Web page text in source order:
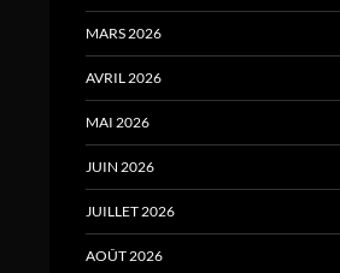
MARS 2026
AVRIL 2026
MAI 2026
JUIN 2026
JUILLET 2026
AOÛT 2026